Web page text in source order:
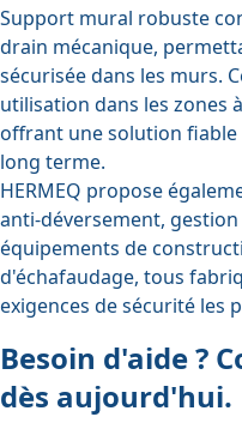
Support mural robuste
drain mécanique,
sécurisée dans les murs.
utilisation dans les zones
offrant une solution
long terme.
HERMEQ propose
anti-déversement,
équipements de
d'échafaudage, tous
exigences de sécurité les
Besoin d'aide ?
dès aujourd'hui.